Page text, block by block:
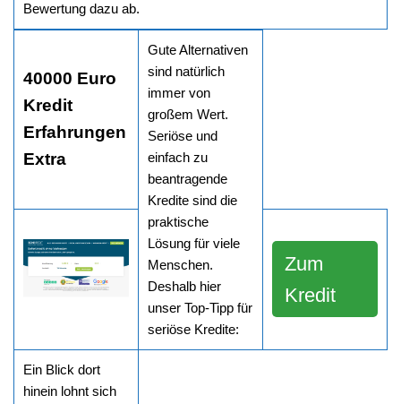
Bewertung dazu ab.
40000 Euro
Kredit
Erfahrungen
Extra
Gute Alternativen
sind natürlich
immer von
großem Wert.
Seriöse und
einfach zu
beantragende
Kredite sind die
praktische
Lösung für viele
Menschen.
Deshalb hier
unser Top-Tipp für
seriöse Kredite:
Zum
Kredit
Ein Blick dort
hinein lohnt sich